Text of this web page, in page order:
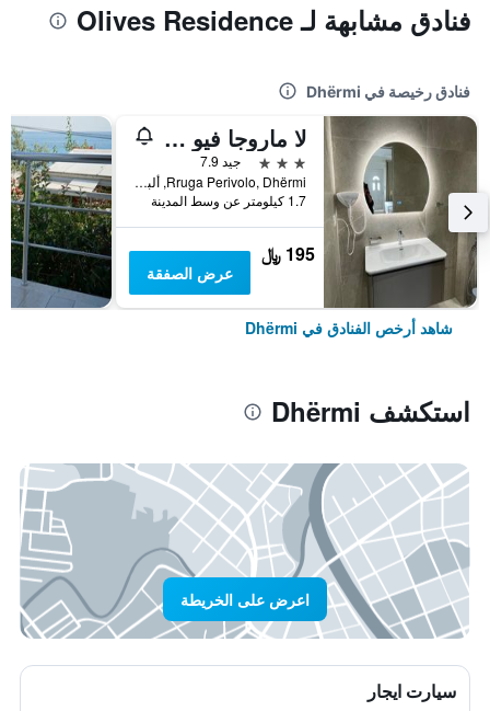
فنادق مشابهة لـ Olives Residence
فنادق رخيصة في Dhërmi
لا ماروجا فيو هوتل
3 نجوم
جيد 7.9
Rruga Perivolo, Dhërmi, ألبانيا
1.7 كيلومتر عن وسط المدينة
195 ﷼
عرض الصفقة
شاهد أرخص الفنادق في Dhërmi
استكشف Dhërmi
اعرض على الخريطة
سيارت ايجار